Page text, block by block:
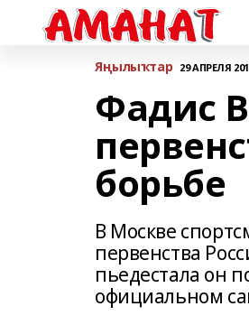
Яңылыҡтар 29 АПРЕЛЯ
Фадис
борьбе
В Москве
первенства
пьедестала он
официальном